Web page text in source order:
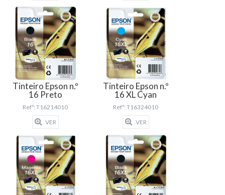
Tinteiro Epson n.º
16 Preto
Refª: T16214010
VER
Tinteiro Epson n.º
16 XL Cyan
Refª: T16324010
VER